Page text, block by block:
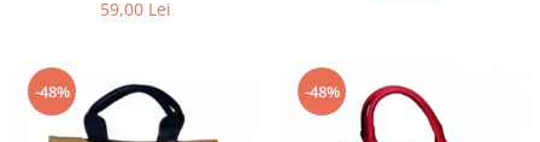
59,00 Lei
-48% -48%